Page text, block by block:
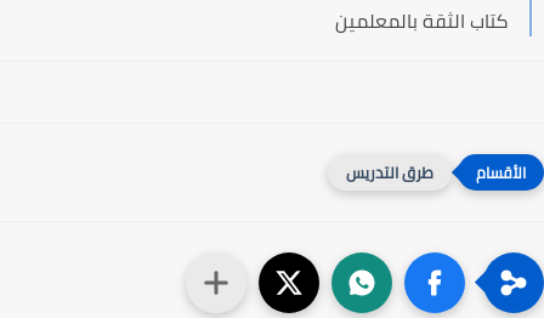
كتاب الثقة بالمعلمين
طرق التدريس